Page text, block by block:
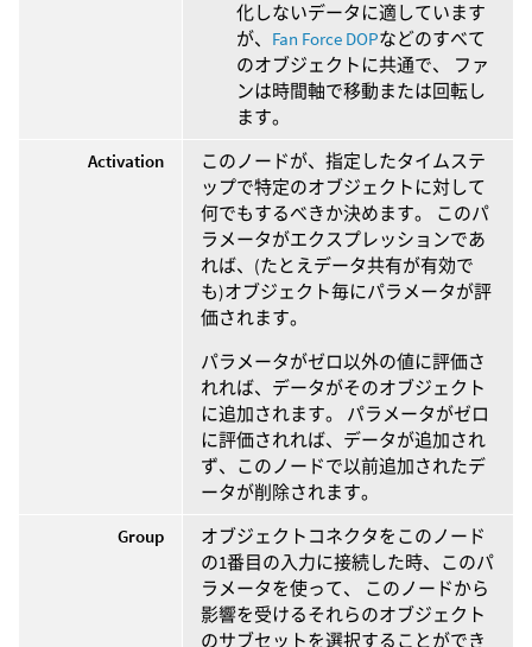
化しないデータに適しています
が、 Fan Force DOPなどのすべて
のオブジェクトに共通で、 ファ
ンは時間軸で移動または回転し
ます。
Activation
このノードが、指定したタイムステ
ップで特定のオブジェクトに対して
何でもするべきか決めます。 このパ
ラメータがエクスプレッションであ
れば、(たとえデータ共有が有効で
も)オブジェクト毎にパラメータが評
価されます。
パラメータがゼロ以外の値に評価さ
れれば、データがそのオブジェクト
に追加されます。 パラメータがゼロ
に評価されれば、データが追加され
ず、このノードで以前追加されたデ
ータが削除されます。
Group
オブジェクトコネクタをこのノード
の1番目の入力に接続した時、このパ
ラメータを使って、 このノードから
影響を受けるそれらのオブジェクト
のサブセットを選択することができ